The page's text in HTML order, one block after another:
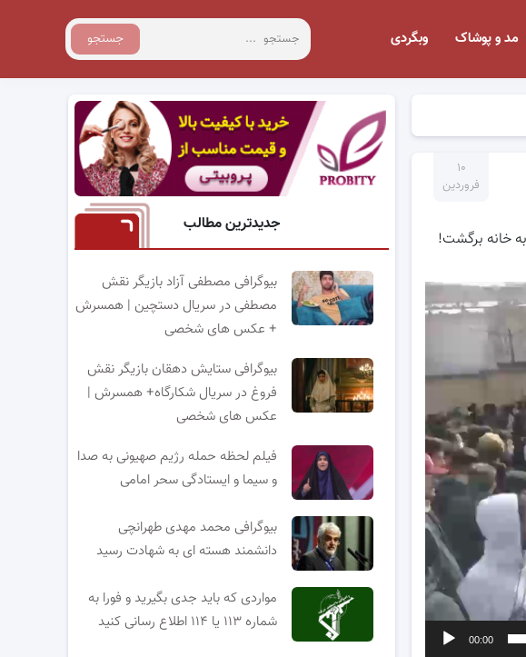
جستجو مد و پوشاک وبگردی
۱۰
فروردین
خانه برگشت!
00:00
جدیدترین مطالب
بیوگرافی مصطفی آزاد بازیگر نقش
مصطفی در سریال دستچین | همسرش
+ عکس های شخصی
بیوگرافی ستایش دهقان بازیگر نقش
فروغ در سریال شکارگاه+ همسرش |
عکس های شخصی
فیلم لحظه حمله رژیم صهیونی به صدا
و سیما و ایستادگی سحر امامی
بیوگرافی محمد مهدی طهرانچی
دانشمند هسته ای به شهادت رسید
مواردی که باید جدی بگیرید و فورا به
شماره ۱۱۳ یا ۱۱۴ اطلاع رسانی کنید